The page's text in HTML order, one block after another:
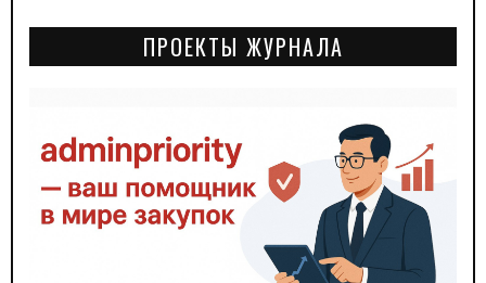
ПРОЕКТЫ ЖУРНАЛА